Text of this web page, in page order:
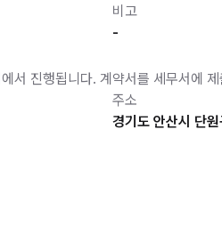
비고
-
서 진행됩니다. 계약서를 세무서에
주소
경기도 안산시 단